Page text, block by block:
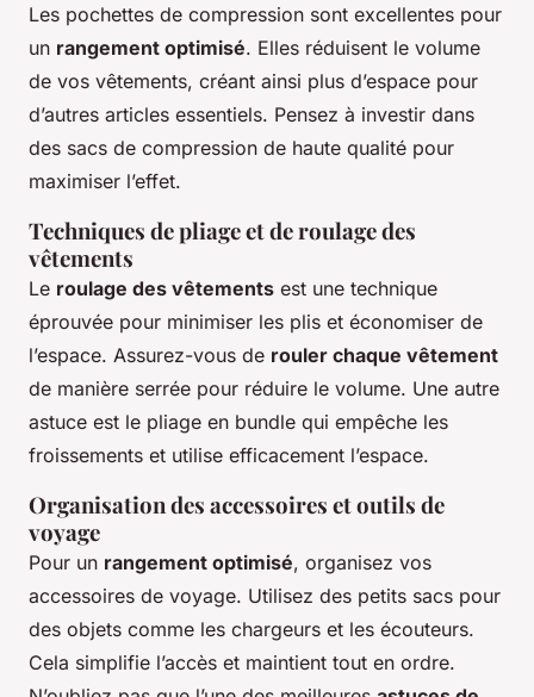
Les pochettes de compression sont excellentes pour
un rangement optimisé. Elles réduisent le volume
de vos vêtements, créant ainsi plus d’espace pour
d’autres articles essentiels. Pensez à investir dans
des sacs de compression de haute qualité pour
maximiser l’effet.
Techniques de pliage et de roulage des
vêtements
Le roulage des vêtements est une technique
éprouvée pour minimiser les plis et économiser de
l’espace. Assurez-vous de rouler chaque vêtement
de manière serrée pour réduire le volume. Une autre
astuce est le pliage en bundle qui empêche les
froissements et utilise efficacement l’espace.
Organisation des accessoires et outils de
voyage
Pour un rangement optimisé, organisez vos
accessoires de voyage. Utilisez des petits sacs pour
des objets comme les chargeurs et les écouteurs.
Cela simplifie l’accès et maintient tout en ordre.